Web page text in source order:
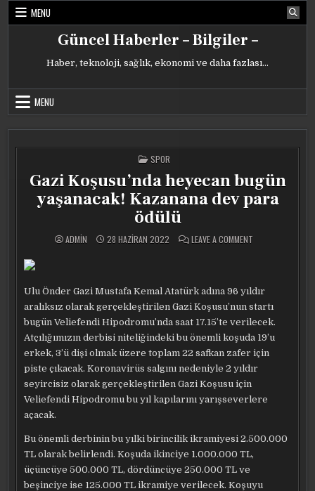
Skip
MENU
Güncel Haberler – Bilgiler –
Haber, teknoloji, sağlık, ekonomi ve daha fazlası…
MENU
POSTED
IN
SPOR
Gazi Koşusu’nda heyecan bugün
yaşanacak! Kazanana dev para
ödülü
ADMIN 28 HAZIRAN 2022 LEAVE A COMMENT
KAZANANA
DEV
PARA
Ulu Önder Gazi Mustafa Kemal Atatürk adına 96 yıldır
aralıksız olarak gerçekleştirilen Gazi Koşusu’nun startı
bugün Veliefendi Hipodromu’nda saat 17.15’te verilecek.
Atçılığımızın derbisi niteliğindeki bu önemli koşuda 19’u
erkek, 3’ü dişi olmak üzere toplam 22 safkan zafer için
piste çıkacak. Koronavirüs salgını nedeniyle 2 yıldır
seyircisiz olarak gerçekleştirilen Gazi Koşusu için
Veliefendi Hipodromu bu yıl kapılarını yarışseverlere
açacak.
Bu önemli derbinin bu yılki birincilik ikramiyesi 2.500.000
TL olarak belirlendi. Koşuda ikinciye 1.000.000 TL,
üçüncüye 500.000 TL, dördüncüye 250.000 TL ve
beşinciye ise 125.000 TL ikramiye verilecek. Koşuyu